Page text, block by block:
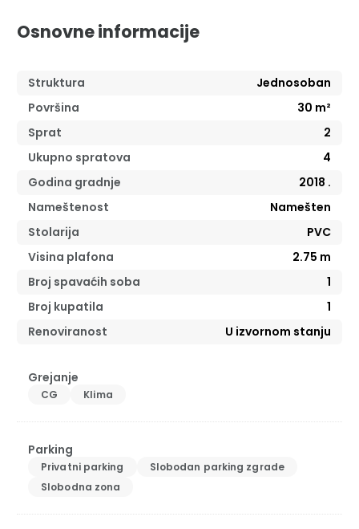
Osnovne informacije
Struktura
Jednosoban
Površina
30 m²
Sprat
2
Ukupno spratova
4
Godina gradnje
2018 .
Nameštenost
Namešten
Stolarija
PVC
Visina plafona
2.75 m
Broj spavaćih soba
1
Broj kupatila
1
Renoviranost
U izvornom stanju
Grejanje
CG Klima
Parking
Privatni parking
Slobodan parking zgrade
Slobodna zona